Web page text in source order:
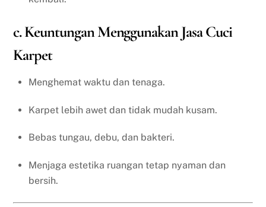
c. Keuntungan Menggunakan Jasa Cuci
Karpet
Menghemat waktu dan tenaga.
Karpet lebih awet dan tidak mudah kusam.
Bebas tungau, debu, dan bakteri.
Menjaga estetika ruangan tetap nyaman dan
bersih.